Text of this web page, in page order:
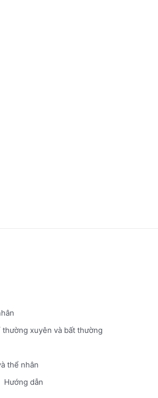
xuyên và bất thường
thể nhân
Hướng dẫn